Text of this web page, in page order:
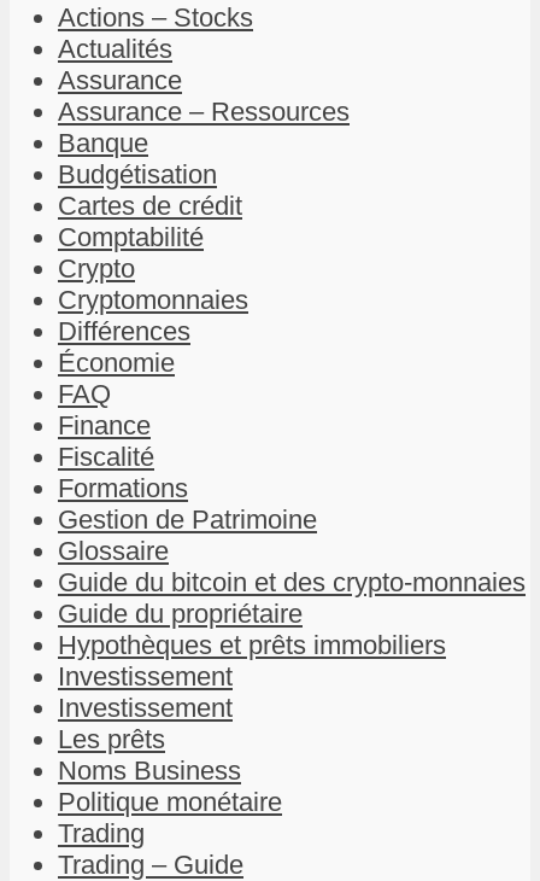
Actions – Stocks
Actualités
Assurance
Assurance – Ressources
Banque
Budgétisation
Cartes de crédit
Comptabilité
Crypto
Cryptomonnaies
Différences
Économie
FAQ
Finance
Fiscalité
Formations
Gestion de Patrimoine
Glossaire
Guide du bitcoin et des crypto-monnaies
Guide du propriétaire
Hypothèques et prêts immobiliers
Investissement
Investissement
Les prêts
Noms Business
Politique monétaire
Trading
Trading – Guide